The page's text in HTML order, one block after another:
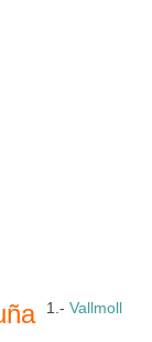
1.- Vallmoll